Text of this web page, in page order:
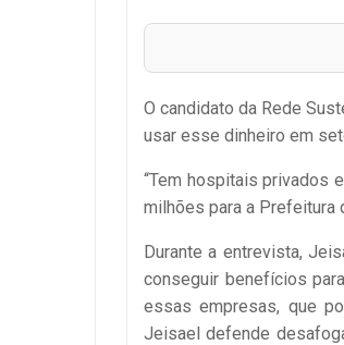
O candidato da Rede
usar esse dinheiro em
“Tem hospitais privados
milhões para a Prefeitura
Durante a entrevista,
conseguir benefícios
essas empresas, que
Jeisael defende